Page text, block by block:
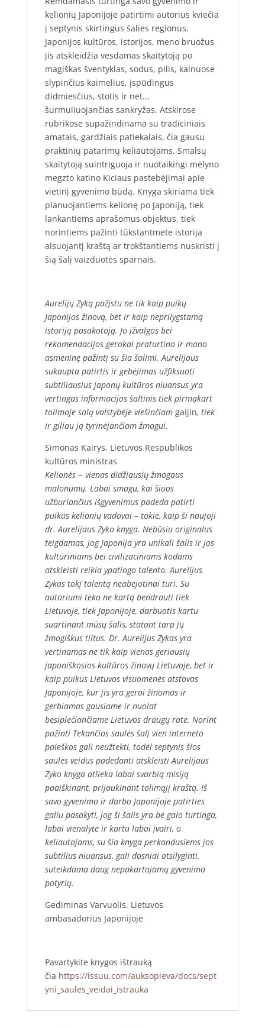
kelionių Japonijoje patirtimi autorius kviečia
į septynis skirtingus šalies regionus.
Japonijos kultūros, istorijos, meno bruožus
jis atskleidžia vesdamas skaitytoją po
magiškas šventyklas, sodus, pilis, kalnuose
slypinčius kaimelius, įspūdingus
didmiesčius, stotis ir net...
šurmuliuojančias sankryžas. Atskirose
rubrikose supažindinama su tradiciniais
amatais, gardžiais patiekalais, čia gausu
praktinių patarimų keliautojams. Smalsų
skaitytoją suintriguoja ir nuotaikingi mėlyno
megzto katino Kiciaus pastebėjimai apie
vietinį gyvenimo būdą. Knyga skiriama tiek
planuojantiems kelionę po Japoniją, tiek
lankantiems aprašomus objektus, tiek
norintiems pažinti tūkstantmete istorija
alsuojantį kraštą ar trokštantiems nuskristi į
šią šalį vaizduotės sparnais.
Aurelijų Zyką pažįstu ne tik kaip puikų
Japonijos žinovą, bet ir kaip neprilygstamą
istorijų pasakotoją. Jo įžvalgos bei
rekomendacijos gerokai praturtino ir mano
asmeninę pažintį su šia šalimi. Aurelijaus
sukaupta patirtis ir gebėjimas užfiksuoti
subtiliausius japonų kultūros niuansus yra
vertingas informacijos šaltinis tiek pirmąkart
tolimoje salų valstybėje viešinčiam gaijin, tiek
ir giliau ją tyrinėjančiam žmogui.
Simonas Kairys, Lietuvos Respublikos
kultūros ministras
Kelionės − vienas didžiausių žmogaus
malonumų. Labai smagu, kai šiuos
užburiančius išgyvenimus padeda patirti
puikūs kelionių vadovai – tokie, kaip ši naujoji
dr. Aurelijaus Zyko knyga. Nebūsiu originalus
teigdamas, jog Japonija yra unikali šalis ir jos
kultūriniams bei civilizaciniams kodams
atskleisti reikia ypatingo talento. Aurelijus
Zykas tokį talentą neabejotinai turi. Su
autoriumi teko ne kartą bendrauti tiek
Lietuvoje, tiek Japonijoje, darbuotis kartu
suartinant mūsų šalis, statant tarp jų
žmogiškus tiltus. Dr. Aurelijus Zykas yra
vertinamas ne tik kaip vienas geriausių
japoniškosios kultūros žinovų Lietuvoje, bet ir
kaip puikus Lietuvos visuomenės atstovas
Japonijoje, kur jis yra gerai žinomas ir
gerbiamas gausiame ir nuolat
besiplečiančiame Lietuvos draugų rate. Norint
pažinti Tekančios saulės šalį vien interneto
paieškos gali neužtekti, todėl septynis šios
saulės veidus padedanti atskleisti Aurelijaus
Zyko knyga atlieka labai svarbią misiją
paaiškinant, prijaukinant tolimąjį kraštą. Iš
savo gyvenimo ir darbo Japonijoje patirties
galiu pasakyti, jog ši šalis yra be galo turtinga,
labai vienalytė ir kartu labai įvairi, o
keliautojams, su šia knyga perkandusiems jos
subtilius niuansus, gali dosniai atsilyginti,
suteikdama daug nepakartojamų gyvenimo
potyrių.
Gediminas Varvuolis, Lietuvos
ambasadorius Japonijoje
Pavartykite knygos ištrauką
čia https://issuu.com/auksopieva/docs/sept
yni_saules_veidai_istrauka